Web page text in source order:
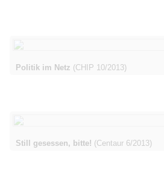
Politik im Netz (CHIP 10/2013)
Still gesessen, bitte! (Centaur 6/2013)